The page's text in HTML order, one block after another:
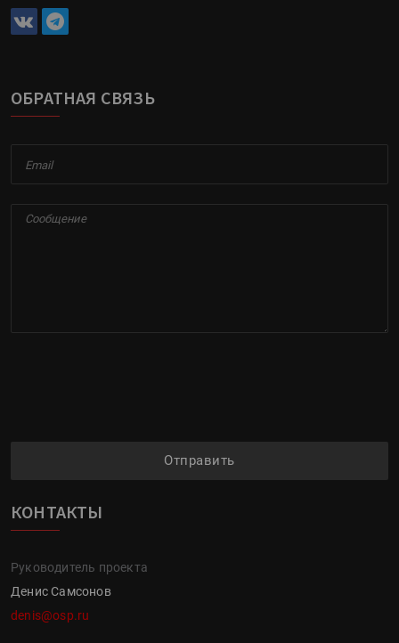
ОБРАТНАЯ СВЯЗЬ
Отправить
КОНТАКТЫ
Руководитель проекта
Денис Самсонов
denis@osp.ru